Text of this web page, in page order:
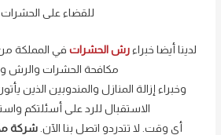
للقضاء على الحشرات .
لدينا أيضا خبراء رش الحشرات في المملكة
مكافحة الحشرات والرش
وخبراء إزالة المنازل والمندوبين الذين
الاستقبال للرد على أسئلتكم
أي وقت. لا تتدردو اتصل بنا الآن.شركة